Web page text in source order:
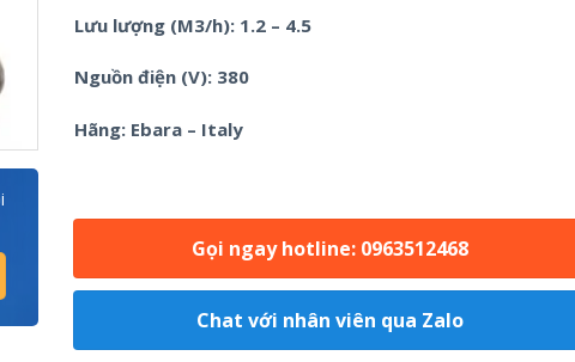
Lưu lượng (M3/h): 1.2 – 4.5
Nguồn điện (V): 380
Hãng: Ebara – Italy
Gọi ngay hotline: 0963512468
Chat với nhân viên qua Zalo